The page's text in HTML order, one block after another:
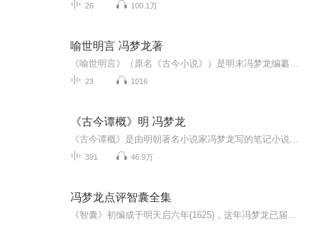
26 100.1万
喻世明言 冯梦龙著
23 1016
《古今谭概》明 冯梦龙
391 46.9万
冯梦龙点评智囊全集